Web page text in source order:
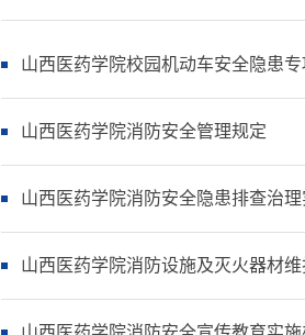
山西医药学院校园机动车安全隐患
山西医药学院消防安全管理规定
山西医药学院消防安全隐患排查治
山西医药学院消防设施及灭火器材